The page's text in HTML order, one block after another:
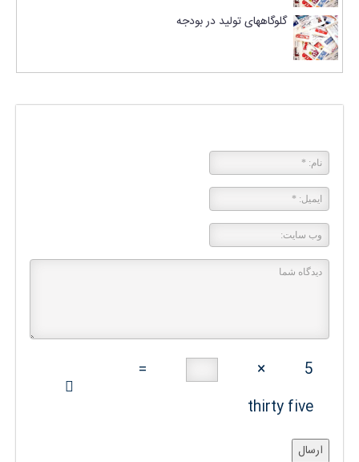
گلوگاههای تولید در بودجه
5
×
=
thirty five
ارسال